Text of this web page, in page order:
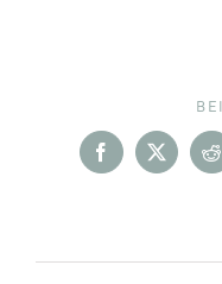
Facebook
X